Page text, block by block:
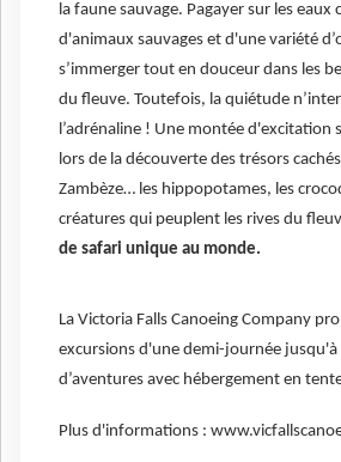
la faune sauvage. Pagayer sur les eaux
d'animaux sauvages et d'une variété
s’immerger tout en douceur dans les
du fleuve. Toutefois, la quiétude
l’adrénaline ! Une montée d'excitation
lors de la découverte des trésors
Zambèze… les hippopotames, les
créatures qui peuplent les rives du
de safari unique au monde.
La Victoria Falls Canoeing Company
excursions d'une demi-journée
d’aventures avec hébergement en
Plus d'informations :